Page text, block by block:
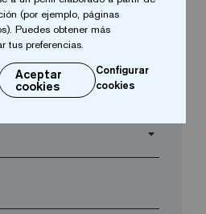
arrow_drop_down
(por ejemplo, páginas
Puedes obtener más
tus preferencias.
Aceptar
cookies
Configurar
cookies